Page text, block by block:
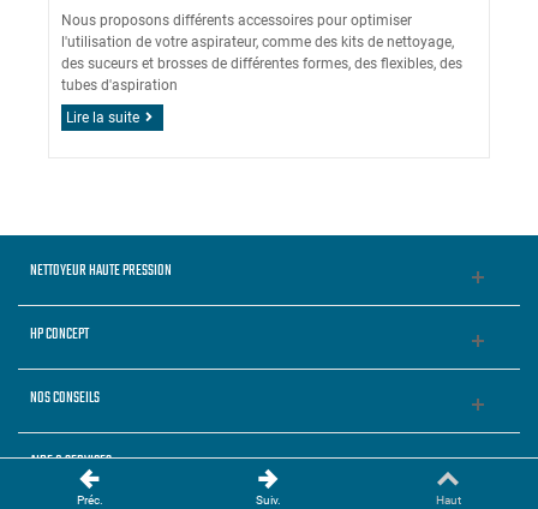
Nous proposons différents accessoires pour optimiser
l'utilisation de votre aspirateur, comme des kits de nettoyage,
des suceurs et brosses de différentes formes, des flexibles, des
tubes d'aspiration
Lire la suite
NETTOYEUR HAUTE PRESSION
HP CONCEPT
NOS CONSEILS
AIDE & SERVICES
Préc. Suiv. Haut